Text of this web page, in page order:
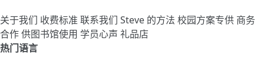
关于我们 收费标准 联系我们 Steve 的方法 校园方案专供 商务
合作供图书馆使用 学员心声 礼品店
热门语言